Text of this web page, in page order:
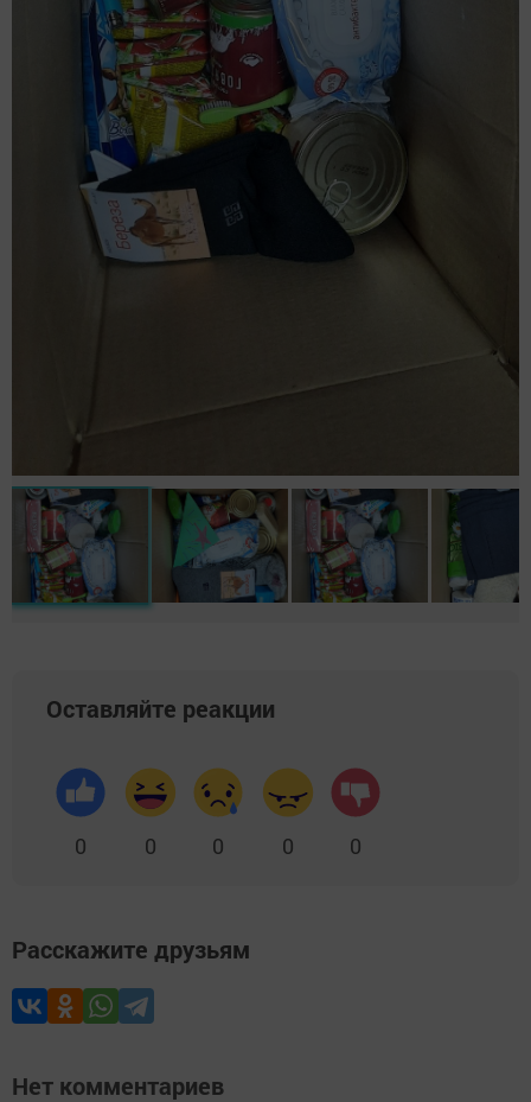
Оставляйте реакции
0 0 0 0 0
Расскажите друзьям
Нет комментариев